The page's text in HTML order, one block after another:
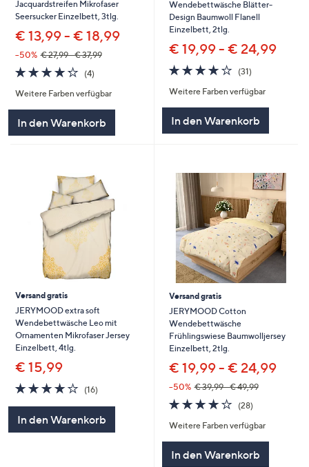
Jacquardstreifen Mikrofaser
Seersucker Einzelbett, 3tlg.
€ 13,99 - € 18,99
--50% € 27,99 - € 37,99
4.2
von
5
(4)
Weitere Farben verfügbar
In den Warenkorb
Wendebettwäsche Blätter-
Design Baumwoll Flanell
Einzelbett, 2tlg.
€ 19,99 - € 24,99
4.2
von
5
(31)
Weitere Farben verfügbar
In den Warenkorb
Versand gratis
JERYMOOD extra soft
Wendebettwäsche Leo mit
Ornamenten Mikrofaser Jersey
Einzelbett, 4tlg.
€ 15,99
4.2
von
(16)
In den Warenkorb
Versand gratis
JERYMOOD Cotton
Wendebettwäsche
Frühlingswiese Baumwolljersey
Einzelbett, 2tlg.
€ 19,99 - € 24,99
--50% € 39,99 - € 49,99
4.2
von
5
(28)
Weitere Farben verfügbar
In den Warenkorb